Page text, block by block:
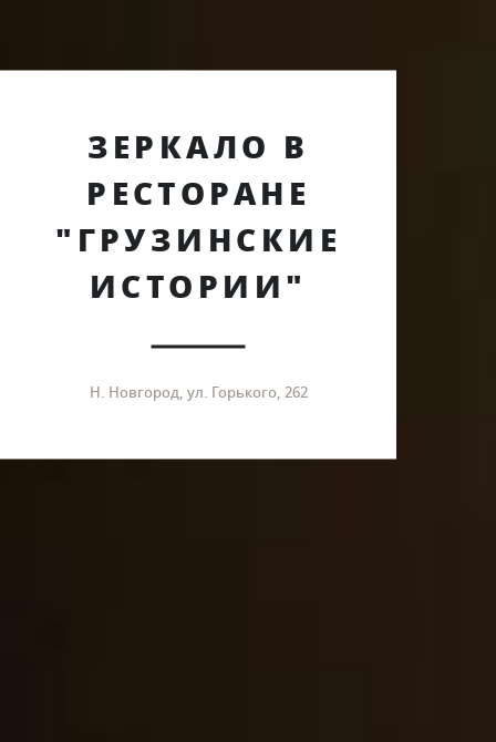
ЗЕРКАЛО В
РЕСТОРАНЕ
"ГРУЗИНСКИЕ
ИСТОРИИ"
Н. Новгород, ул. Горького, 262